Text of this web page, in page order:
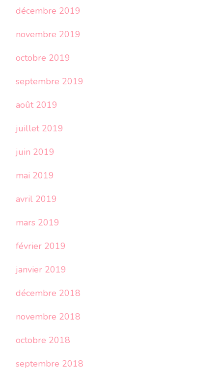
décembre 2019
novembre 2019
octobre 2019
septembre 2019
août 2019
juillet 2019
juin 2019
mai 2019
avril 2019
mars 2019
février 2019
janvier 2019
décembre 2018
novembre 2018
octobre 2018
septembre 2018